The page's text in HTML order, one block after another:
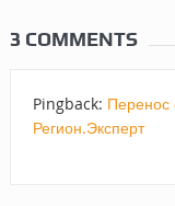
3 COMMENTS
Pingback: Перенос
Регион.Эксперт